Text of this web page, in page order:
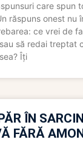
care spun
răspuns onest nu
ce vrei de
să redai treptat
Îți
ÎN
FĂRĂ